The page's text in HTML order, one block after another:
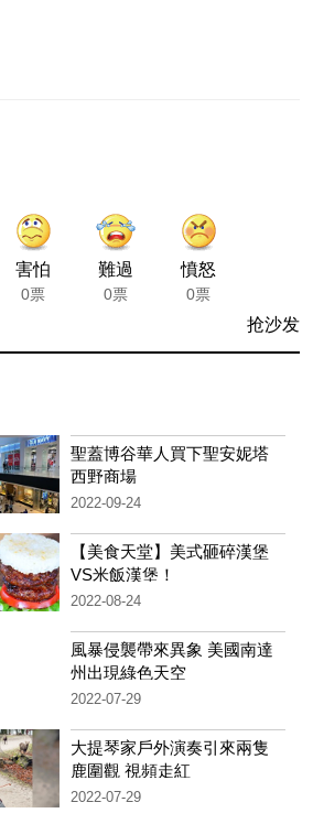
害怕
0票
難過
0票
憤怒
0票
抢沙发
聖蓋博谷華人買下聖安妮塔
西野商場
2022-09-24
【美食天堂】美式砸碎漢堡
VS米飯漢堡！
2022-08-24
風暴侵襲帶來異象 美國南達
州出現綠色天空
2022-07-29
大提琴家戶外演奏引來兩隻
鹿圍觀 視頻走紅
2022-07-29